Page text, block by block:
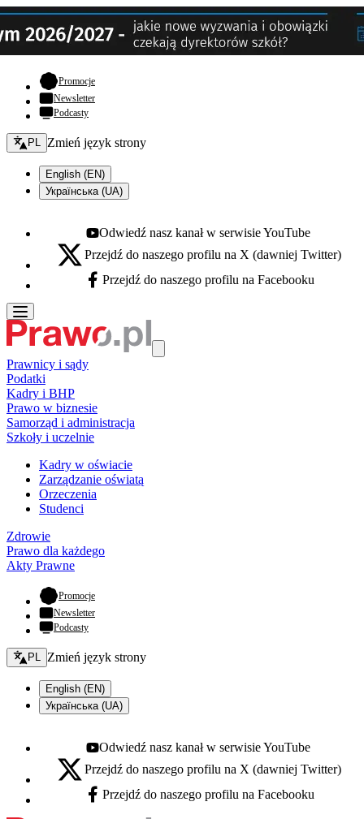
Promocje- otwiera się w nowej karcie
Newsletter
Podcasty
Zmień język - bieżący:
PL Zmień język strony
English (EN)
Українська (UA)
Youtube - otwiera się w nowej karcie
Odwiedź nasz kanał w serwisie YouTube
X - otwiera się w nowej karcie
Przejdź do naszego profilu na X (dawniej Twitter)
Facebook - otwiera się w nowej karcie
Przejdź do naszego profilu na Facebooku
Prawnicy i sądy
Podatki
Kadry i BHP
Prawo w biznesie
Samorząd i administracja
Szkoły i uczelnie
Kadry w oświacie
Zarządzanie oświatą
Orzeczenia
Studenci
Zdrowie
Prawo dla każdego
Akty Prawne
Promocje- otwiera się w nowej karcie
Newsletter
Podcasty
Zmień język - bieżący:
PL Zmień język strony
English (EN)
Українська (UA)
Youtube - otwiera się w nowej karcie
Odwiedź nasz kanał w serwisie YouTube
X - otwiera się w nowej karcie
Przejdź do naszego profilu na X (dawniej Twitter)
Facebook - otwiera się w nowej karcie
Przejdź do naszego profilu na Facebooku